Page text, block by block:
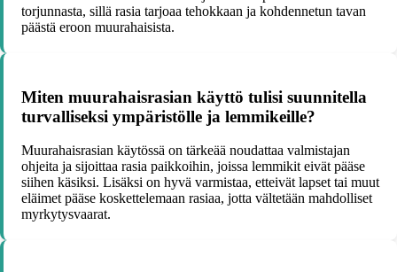
torjunnasta, sillä rasia tarjoaa tehokkaan ja kohdennetun tavan
päästä eroon muurahaisista.
Miten muurahaisrasian käyttö tulisi suunnitella
turvalliseksi ympäristölle ja lemmikeille?
Muurahaisrasian käytössä on tärkeää noudattaa valmistajan
ohjeita ja sijoittaa rasia paikkoihin, joissa lemmikit eivät pääse
siihen käsiksi. Lisäksi on hyvä varmistaa, etteivät lapset tai muut
eläimet pääse koskettelemaan rasiaa, jotta vältetään mahdolliset
myrkytysvaarat.